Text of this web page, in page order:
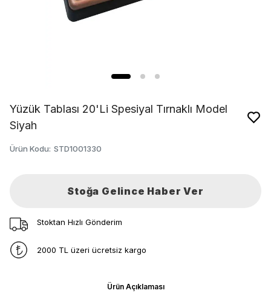
Yüzük Tablası 20'Li Spesiyal Tırnaklı Model
Siyah
Ürün Kodu: STD1001330
Stoğa Gelince Haber Ver
Stoktan Hızlı Gönderim
2000 TL üzeri ücretsiz kargo
Ürün Açıklaması